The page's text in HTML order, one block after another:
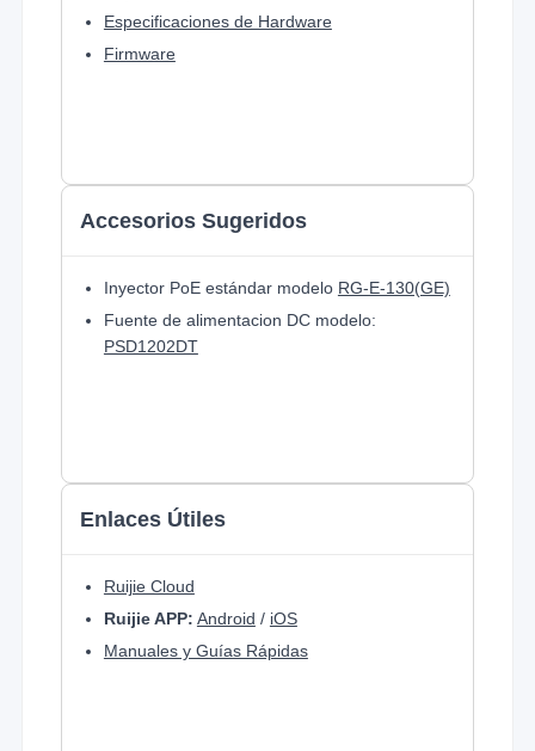
Especificaciones de Hardware
Firmware
Accesorios Sugeridos
Inyector PoE estándar modelo RG-E-130(GE)
Fuente de alimentacion DC modelo:
PSD1202DT
Enlaces Útiles
Ruijie Cloud
Ruijie APP: Android / iOS
Manuales y Guías Rápidas